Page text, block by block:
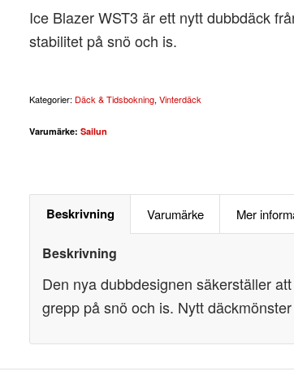
Ice Blazer WST3 är ett nytt dubbdäck
stabilitet på snö och is.
Kategorier: Däck & Tidsbokning,Vinterdäck
Varumärke:Sailun
Beskrivning Varumärke Mer
Beskrivning
Den nya dubbdesignen säkerställer
grepp på snö och is. Nytt